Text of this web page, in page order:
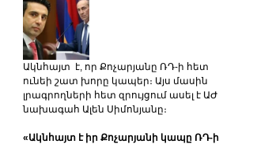
Ակնհայտ  է, որ Քոչարյանը ՌԴ-ի հետ
ունեի շատ խորը կապեր։ Այս մասին
լրագրողների հետ զրույցում ասել է ԱԺ
նախագահ Ալեն Սիմոնյանը։
«Ակնհայտ է իր Քոչարյանի կապը ՌԴ-ի